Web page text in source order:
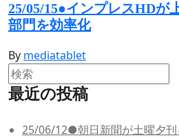
25/05/15●インプレスHDが
部門を効率化
By mediatablet
最近の投稿
25/06/12●朝日新聞が土曜夕